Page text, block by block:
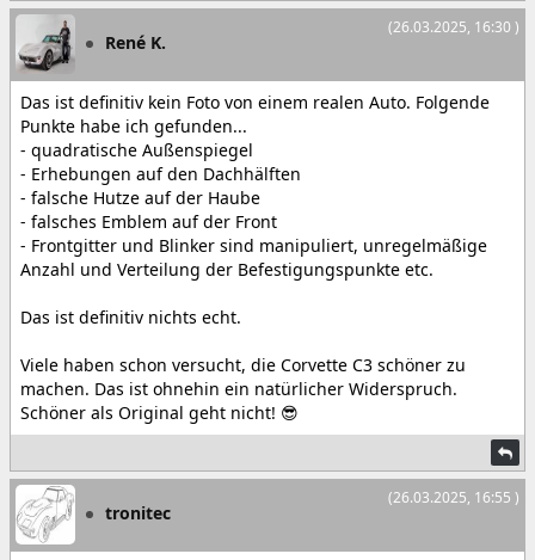
(26.03.2025, 16:30 )
René K.
Das ist definitiv kein Foto von einem realen Auto. Folgende
Punkte habe ich gefunden...
- quadratische Außenspiegel
- Erhebungen auf den Dachhälften
- falsche Hutze auf der Haube
- falsches Emblem auf der Front
- Frontgitter und Blinker sind manipuliert, unregelmäßige
Anzahl und Verteilung der Befestigungspunkte etc.
Das ist definitiv nichts echt.
Viele haben schon versucht, die Corvette C3 schöner zu
machen. Das ist ohnehin ein natürlicher Widerspruch.
Schöner als Original geht nicht! 😎
(26.03.2025, 16:55 )
tronitec